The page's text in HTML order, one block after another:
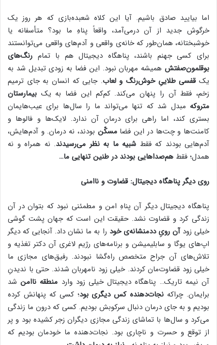
اما بیایید صادق باشیم. آیا این کلاه شعبده‌بازی که هر روز یک
خرگوش جدید از آن درمی‌آمد، واقعاً پناهِ ما بود؟ متأسفانه یا
خوشبختانه، همان‌طور که خانه‌ی واقعی و آدم‌های واقعی می‌توانستند
برای کسی جهنم باشند، پناهگاه دیجیتال هم با تمام رنگ‌های
بوقلمون‌صفتش همیشه مهربان نبود. این فضا به زودی تبدیل شد به
یکقفسی طلاییِ خوش‌رنگ و لعاب. جایی که انسان به جای ترمیم
زخم، فقط آن را پنهان می‌کند. کم‌کم این فضا به یک بیمارستان
متروکه مبدل شد که تنها می‌تواند ما را سال‌ها برای عیب‌هایمان
بستری کند، اما راهی برای درمانِ آن ندارد. لایک‌ها و فالوها و
کامنت‌ها و چت‌ها در این فضامسکّن بودند، نه درمان. و آدم‌هایش،
آدم‌هایی بودند که فقط شبیه ما به نظر می‌رسیدند. نه همراه و نه
همدل؛ فقط هم‌صداهایی بودند در طنین تنهایی ما…
روی دیگر پناهگاه دیجیتال: قضاوت و ناامنی
پناهگاه دیجیتال دیگر آن پناهِ امن و مطمئنی نبود که بتوان در آن
زندگی کرد و قضاوت نشد. حقیقت این است که جهان پشت گوشی
خیلی زودآن رویِ ددمنشانه‌ی خود را به ما نشان داد. آنجایی که دیگر
اپ‌های یوگا و سابلیمیشن و برنامه‌های رژیم لاغری آن دکتر تغذیه و
تلاش‌های آن جراح متخصص راه‌گشا نبودند. رفیق‌های مجازی ما
خیلی زود قضاوت‌مان کردند. خیلی زود نامهربان شدند. حتی با ندیدنِ
آن نیمه تاریک… پناهگاه دیجیتال خیلی زود وارد منطقه ناامنشد
برایمان. چراکه نجات‌دهنده کس دیگری بود؛ کسی که پنهانش کرده
بودیم و به جای درمان دنبال سرکوبش بودیم. کسی که درون ما زندگی
می‌کرد و سال‌ها با تماشای زندگی مجازی دیگران زجر کشیده بود و پر
از توقع و حسرت و ناچاری بود. نجات‌دهنده ما خودمان بودیم که